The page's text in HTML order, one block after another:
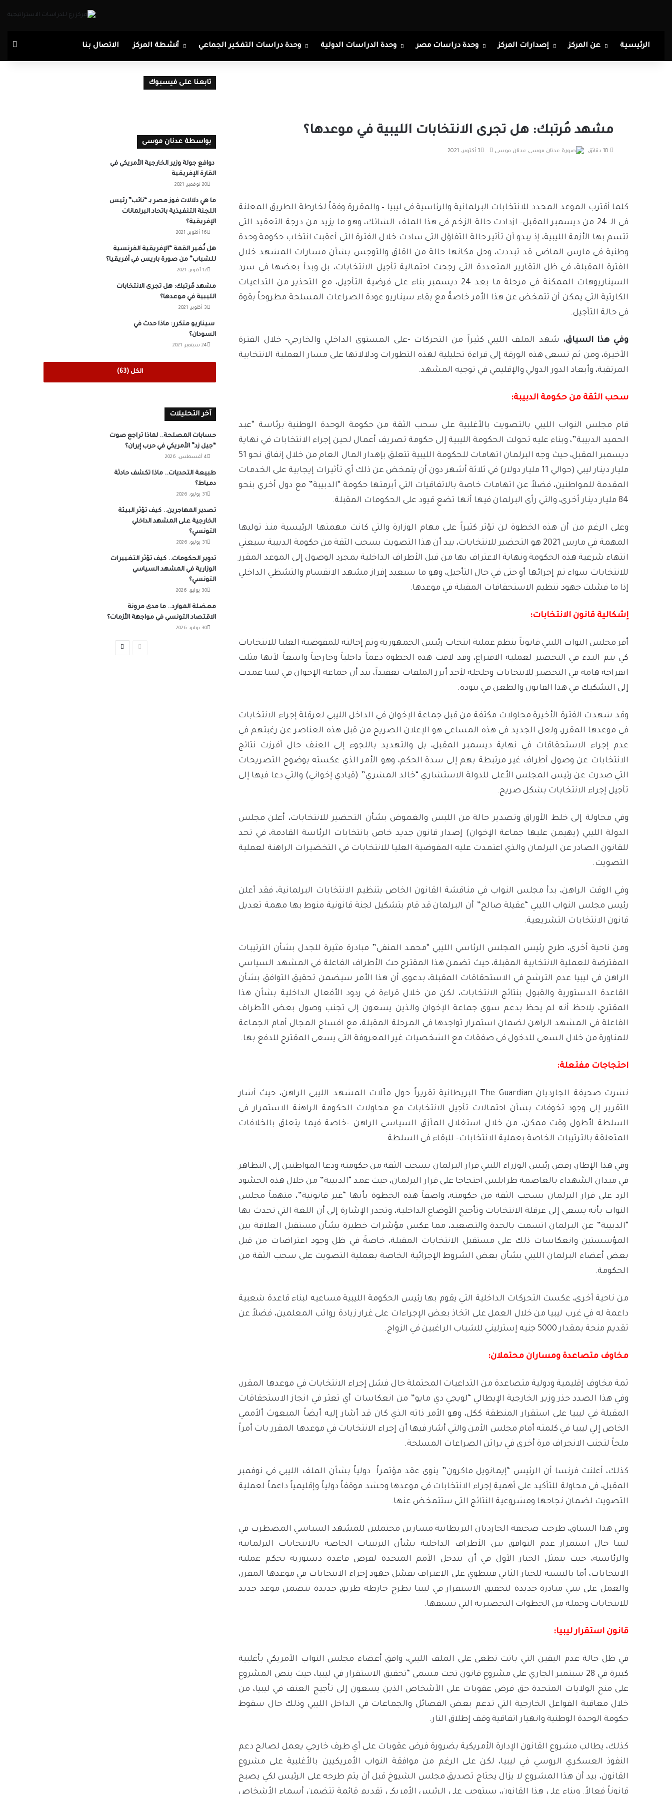
الرئيسية عن المركز إصدارات المركز وحدة دراسات مصر وحدة الدراسات الدولية وحدة دراسات التفكير الجماعي أنشطة المركز الاتصال بنا
مشهد مُرتبك: هل تجرى الانتخابات الليبية في موعدها؟
عدنان موسى
أرسل
3 أكتوبر، 2021
كلما أقترب الموعد المحدد للانتخابات البرلمانية والرئاسية في ليبيا – والمقررة وفقاً لخارطة الطريق المعلنة
في الـ 24 من ديسمبر المقبل- ازدادت حالة الزخم في هذا الملف الشائك، وهو ما يزيد من درجة التعقيد التي
تتسم بها الأزمة الليبية، إذ يبدو أن تأثير حالة التفاؤل التي سادت خلال الفترة التي أعقبت انتخاب حكومة وحدة
وطنية في مارس الماضي قد تبددت، وحل مكانها حالة من القلق والتوجس بشأن مسارات المشهد خلال
الفترة المقبلة، في ظل التقارير المتعددة التي رجحت احتمالية تأجيل الانتخابات، بل وبدأ بعضها في سرد
السيناريوهات الممكنة في مرحلة ما بعد 24 ديسمبر بناء على فرضية التأجيل، مع التحذير من التداعيات
الكارثية التي يمكن أن تتمخض عن هذا الأمر خاصةً مع بقاء سيناريو عودة الصراعات المسلحة مطروحاً بقوة
في حالة التأجيل.
وفي هذا السياق، شهد الملف الليبي كثيراً من التحركات -على المستوى الداخلي والخارجي- خلال الفترة
الأخيرة، ومن ثم تسعى هذه الورقة إلى قراءة تحليلية لهذه التطورات ودلالاتها على مسار العملية الانتخابية
المرتقبة، وأبعاد الدور الدولي والإقليمي في توجيه المشهد.
سحب الثقة من حكومة الدبيبة:
قام مجلس النواب الليبي بالتصويت بالأغلبية على سحب الثقة من حكومة الوحدة الوطنية برئاسة “عبد
الحميد الدبيبة”، وبناء عليه تحولت الحكومة الليبية إلى حكومة تصريف أعمال لحين إجراء الانتخابات في نهاية
ديسمبر المقبل، حيث وجه البرلمان اتهامات للحكومة الليبية تتعلق بإهدار المال العام من خلال إنفاق نحو 51
مليار دينار ليبي (حوالي 11 مليار دولار) في ثلاثة أشهر دون أن يتمخض عن ذلك أي تأثيرات إيجابية على الخدمات
المقدمة للمواطنين، فضلاً عن اتهامات خاصة بالاتفاقيات التي أبرمتها حكومة “الدبيبة” مع دول أخري بنحو
84 مليار دينار أخرى، والتي رأى البرلمان فيها أنها تضع قيود على الحكومات المقبلة.
وعلى الرغم من أن هذه الخطوة لن تؤثر كثيراً على مهام الوزارة والتي كانت مهمتها الرئيسية منذ توليها
المهمة في مارس 2021 هو التحضير للانتخابات، بيد أن هذا التصويت بسحب الثقة من حكومة الدبيبة سيعني
انتهاء شرعية هذه الحكومة ونهاية الاعتراف بها من قبل الأطراف الداخلية بمجرد الوصول إلى الموعد المقرر
للانتخابات سواء تم إجرائها أو حتى في حال التأجيل، وهو ما سيعيد إفراز مشهد الانقسام والتشظي الداخلي
إذا ما فشلت جهود تنظيم الاستحقاقات المقبلة في موعدها.
إشكالية قانون الانتخابات:
أقر مجلس النواب الليبي قانوناً ينظم عملية انتخاب رئيس الجمهورية وتم إحالته للمفوضية العليا للانتخابات
كي يتم البدء في التحضير لعملية الاقتراع، وقد لاقت هذه الخطوة دعماً داخلياً وخارجياً واسعاً لأنها مثلت
انفراجة هامة في التحضير للانتخابات وحلحلة لأحد أبرز الملفات تعقيداً، بيد أن جماعة الإخوان في ليبيا عمدت
إلى التشكيك في هذا القانون والطعن في بنوده.
وقد شهدت الفترة الأخيرة محاولات مكثفة من قبل جماعة الإخوان في الداخل الليبي لعرقلة إجراء الانتخابات
في موعدها المقرر، ولعل الجديد في هذه المساعي هو الإعلان الصريح من قبل هذه العناصر عن رغبتهم في
عدم إجراء الاستحقاقات في نهاية ديسمبر المقبل، بل والتهديد باللجوء إلى العنف حال أفرزت نتائج
الانتخابات عن وصول أطراف غير مرتبطة بهم إلى سدة الحكم، وهو الأمر الذي عكسته بوضوح التصريحات
التي صدرت عن رئيس المجلس الأعلى للدولة الاستشاري “خالد المشري” (قيادي إخواني) والتي دعا فيها إلى
تأجيل إجراء الانتخابات بشكل صريح.
وفي محاولة إلى خلط الأوراق وتصدير حالة من اللبس والغموض بشأن التحضير للانتخابات، أعلن مجلس
الدولة الليبي (يهيمن عليها جماعة الإخوان) إصدار قانون جديد خاص بانتخابات الرئاسة القادمة، في تحد
للقانون الصادر عن البرلمان والذي اعتمدت عليه المفوضية العليا للانتخابات في التخضيرات الراهنة لعملية
التصويت.
وفي الوقت الراهن، بدأ مجلس النواب في مناقشة القانون الخاص بتنظيم الانتخابات البرلمانية، فقد أعلن
رئيس مجلس النواب الليبي “عقيلة صالح” أن البرلمان قد قام بتشكيل لجنة قانونية منوط بها مهمة تعديل
قانون الانتخابات التشريعية.
ومن ناحية أخرى، طرح رئيس المجلس الرئاسي الليبي “محمد المنفي” مبادرة مثيرة للجدل بشأن الترتيبات
المفترضة للعملية الانتخابية المقبلة، حيث تضمن هذا المقترح حث الأطراف الفاعلة في المشهد السياسي
الراهن في ليبيا عدم الترشح في الاستحقاقات المقبلة، بدعوى أن هذا الأمر سيضمن تحقيق التوافق بشأن
القاعدة الدستورية والقبول بنتائج الانتخابات، لكن من خلال قراءة في ردود الأفعال الداخلية بشأن هذا
المقترح، يلاحظ أنه لم يحظ بدعم سوى جماعة الإخوان والذين يسعون إلى تجنب وصول بعض الأطراف
الفاعلة في المشهد الراهن لضمان استمرار تواجدها في المرحلة المقبلة، مع افساح المجال أمام الجماعة
للمناورة من خلال السعي للدخول في صفقات مع الشخصيات غير المعروفة التي يسعى المقترح للدفع بها.
احتجاجات مفتعلة:
نشرت صحيفة الجارديان The Guardian البريطانية تقريراً حول مآلات المشهد الليبي الراهن، حيث أشار
التقرير إلى وجود تخوفات بشأن احتمالات تأجيل الانتخابات مع محاولات الحكومة الراهنة الاستمرار في
السلطة لأطول وقت ممكن، من خلال استغلال المأزق السياسي الراهن -خاصة فيما يتعلق بالخلافات
المتعلقة بالترتيبات الخاصة بعملية الانتخابات- للبقاء في السلطة.
وفي هذا الإطار، رفض رئيس الوزراء الليبي قرار البرلمان بسحب الثقة من حكومته ودعا المواطنين إلى التظاهر
في ميدان الشهداء بالعاصمة طرابلس احتجاجا على قرار البرلمان، حيث عمد “الدبيبة” من خلال هذه الحشود
الرد على قرار البرلمان بسحب الثقة من حكومته، واصفاً هذه الخطوة بأنها “غير قانونية”، متهماً مجلس
النواب بأنه يسعى إلى عرقلة الانتخابات وتأجيج الأوضاع الداخلية، وتجدر الإشارة إلى أن اللغة التي تحدث بها
“الدبيبة” عن البرلمان اتسمت بالحدة والتصعيد، مما عكس مؤشرات خطيرة بشأن مستقبل العلاقة بين
المؤسستين وانعكاسات ذلك على مستقبل الانتخابات المقبلة، خاصةً في ظل وجود اعتراضات من قبل
بعض أعضاء البرلمان الليبي بشأن بعض الشروط الإجرائية الخاصة بعملية التصويت على سحب الثقة من
الحكومة.
من ناحية أخرى، عكست التحركات الداخلية التي يقوم بها رئيس الحكومة الليبية مساعيه لبناء قاعدة شعبية
داعمة له في غرب ليبيا من خلال العمل على اتخاذ بعض الإجراءات على غرار زيادة رواتب المعلمين، فضلاً عن
تقديم منحة بمقدار 5000 جنيه إسترليني للشباب الراغبين في الزواج.
مخاوف متصاعدة ومساران محتملان:
ثمة مخاوف إقليمية ودولية متصاعدة من التداعيات المحتملة حال فشل إجراء الانتخابات في موعدها المقرر،
وفي هذا الصدد حذر وزير الخارجية الإيطالي “لويجي دي مايو” من انعكاسات أي تعثر في انجاز الاستحقاقات
المقبلة في ليبيا على استقرار المنطقة ككل، وهو الأمر ذاته الذي كان قد أشار إليه أيضاً المبعوث ألأممي
الخاص إلي ليبيا في كلمته أمام مجلس الأمن والتي أشار فيها أن إجراء الانتخابات في موعدها المقرر بات أمراً
ملحاً لتجنب الانجراف مرة أخرى في براثن الصراعات المسلحة.
كذلك، أعلنت فرنسا أن الرئيس “إيمانويل ماكرون” ينوى عقد مؤتمراً دولياً بشأن الملف الليبي في نوفمبر
المقبل، في محاولة للتأكيد على أهمية إجراء الانتخابات في موعدها وحشد موقفاً دولياً وإقليمياً داعماً لعملية
التصويت لضمان نجاحها ومشروعية النتائج التي ستتمخض عنها.
وفي هذا السياق، طرحت صحيفة الجارديان البريطانية مسارين محتملين للمشهد السياسي المضطرب في
ليبيا حال استمرار عدم التوافق بين الأطراف الداخلية بشأن الترتيبات الخاصة بالانتخابات البرلمانية
والرئاسية، حيث يتمثل الخيار الأول في أن تتدخل الأمم المتحدة لفرض قاعدة دستورية تحكم عملية
الانتخابات، أما بالنسبة للخيار الثاني فينطوي على الاعتراف بفشل جهود إجراء الانتخابات في موعدها المقرر،
والعمل على تبني مبادرة جديدة لتحقيق الاستقرار في ليبيا تطرح خارطة طريق جديدة تتضمن موعد جديد
للانتخابات وجملة من الخطوات التحضيرية التي تسبقها.
قانون استقرار ليبيا:
في ظل حالة عدم اليقين التي باتت تطغى على الملف الليبي، وافق أعضاء مجلس النواب الأمريكي بأغلبية
كبيرة في 28 سبتمبر الجاري على مشروع قانون تحت مسمى “تحقيق الاستقرار في ليبيا، حيث ينص المشروع
على منح الولايات المتحدة حق فرض عقوبات على الأشخاص الذين يسعون إلى تأجيج العنف في ليبيا، من
خلال معاقبة الفواعل الخارجية التي تدعم بعض الفصائل والجماعات في الداخل الليبي وذلك حال سقوط
حكومة الوحدة الوطنية وانهيار اتفاقية وقف إطلاق النار.
كذلك، يطالب مشروع القانون الإدارة الأمريكية بضرورة فرض عقوبات على أي طرف خارجي يعمل لصالح دعم
النفوذ العسكري الروسي في ليبيا، لكن على الرغم من موافقة النواب الأمريكيين بالأغلبية على مشروع
القانون، بيد أن هذا المشروع لا يزال يحتاج تصديق مجلس الشيوخ قبل أن يتم طرحه على الرئيس لكي يصبح
تابعنا على فيسبوك
بواسطة عدنان موسى
دوافع جولة وزير الخارجية الأمريكي في
القارة الإفريقية
20 نوفمبر، 2021
ما هي دلالات فوز مصر بـ “نائب” رئيس
اللجنة التنفيذية باتحاد البرلمانات
الإفريقية؟
16 أكتوبر، 2021
هل تُغير القمة “الإفريقية الفرنسية
للشباب” من صورة باريس في أفريقيا؟
12 أكتوبر، 2021
مشهد مُرتبك: هل تجرى الانتخابات
الليبية في موعدها؟
3 أكتوبر، 2021
سيناريو متكرر: ماذا حدث في
السودان؟
24 سبتمبر، 2021
الكل (63)
آخر التحليلات
حسابات المصلحة.. لماذا تراجع صوت
“جيل زد” الأمريكي في حرب إيران؟
4 أغسطس، 2026
طبيعة التحديات.. ماذا تكشف حادثة
دمياط؟
31 يوليو، 2026
تصدير المهاجرين.. كيف تؤثر البيئة
الخارجية على المشهد الداخلي
التونسي؟
31 يوليو، 2026
تدوير الحكومات.. كيف تؤثر التغييرات
الوزارية في المشهد السياسي
التونسي؟
30 يوليو، 2026
معضلة الموارد.. ما مدى مرونة
الاقتصاد التونسي في مواجهة الأزمات؟
30 يوليو، 2026
الصفحة الصفحة